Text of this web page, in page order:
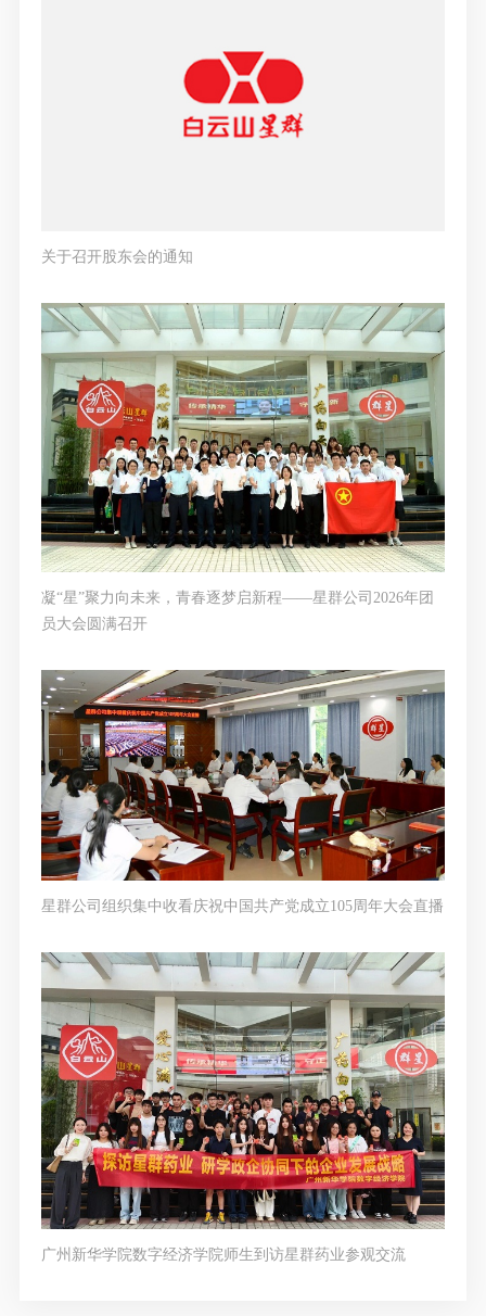
关于召开股东会的通知
凝“星”聚力向未来，青春逐梦启新程——星群公司2026年团
员大会圆满召开
星群公司组织集中收看庆祝中国共产党成立105周年大会直播
广州新华学院数字经济学院师生到访星群药业参观交流